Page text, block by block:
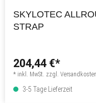
SKYLOTEC
STRAP
204,44 €*
* inkl. MwSt. zzgl. Versandkosten
3-5 Tage Lieferzeit